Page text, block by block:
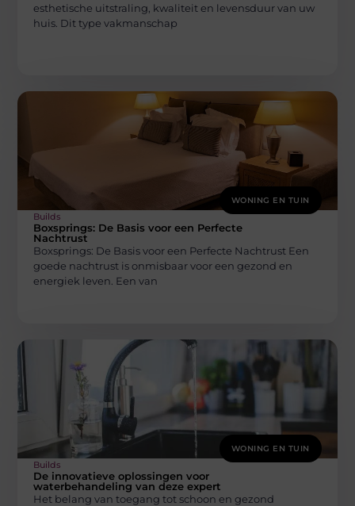
esthetische uitstraling, kwaliteit en levensduur van uw
huis. Dit type vakmanschap
WONING EN TUIN
Builds
Boxsprings: De Basis voor een Perfecte
Nachtrust
Boxsprings: De Basis voor een Perfecte Nachtrust Een
goede nachtrust is onmisbaar voor een gezond en
energiek leven. Een van
WONING EN TUIN
Builds
De innovatieve oplossingen voor
waterbehandeling van deze expert
Het belang van toegang tot schoon en gezond